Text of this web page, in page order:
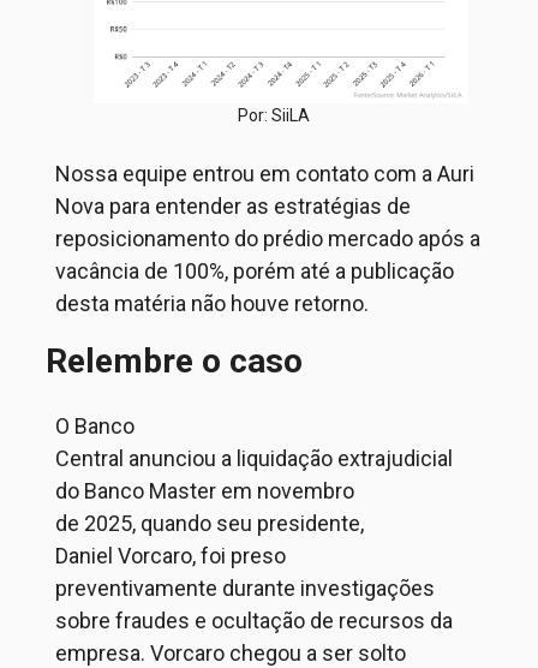
Por: SiiLA
Nossa equipe entrou em contato com a Auri
Nova para entender as estratégias de
reposicionamento do prédio mercado após a
vacância de 100%, porém até a publicação
desta matéria não houve retorno.
Relembre o caso
O Banco
Central anunciou a liquidação extrajudicial
do Banco Master em novembro
de 2025, quando seu presidente,
Daniel Vorcaro,foi preso
preventivamente durante investigações
sobre fraudes e ocultação de recursos da
empresa. Vorcaro chegou a ser solto